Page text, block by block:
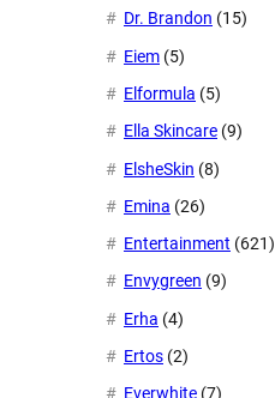
Dr. Brandon (15)
Eiem (5)
Elformula (5)
Ella Skincare (9)
ElsheSkin (8)
Emina (26)
Entertainment (621)
Envygreen (9)
Erha (4)
Ertos (2)
Everwhite (7)